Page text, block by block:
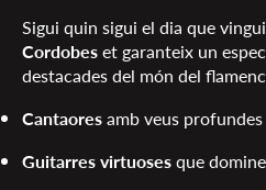
Sigui quin sigui el dia que
Cordobeset garanteix un
destacades del món del
Cantaoresamb veus profundes
Guitarres virtuosesque